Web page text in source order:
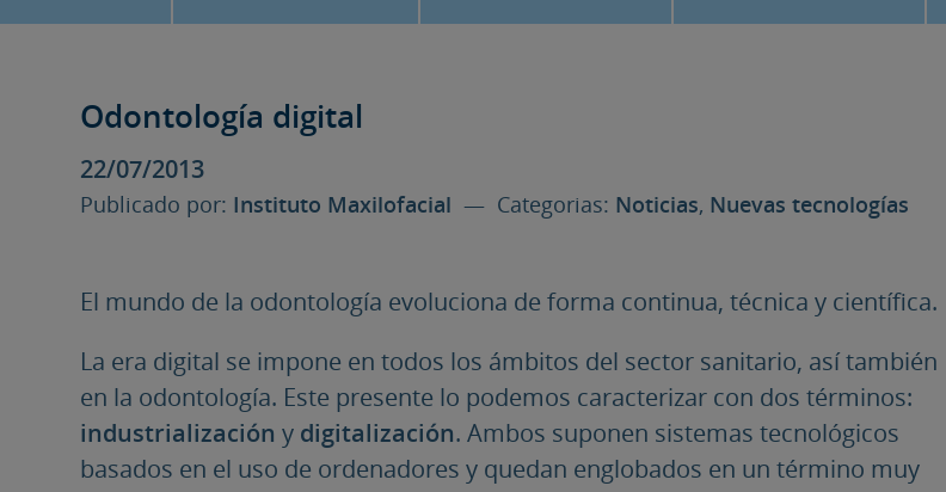
SURGERY FIRST
CIRUGÍA MÍNIMAMENTE
INVASIVA
FAQS
Odontología digital
22/07/2013
Publicado por: Instituto Maxilofacial — Categorias: Noticias, Nuevas tecnologías
El mundo de la odontología evoluciona de forma continua, técnica y científica.
La era digital se impone en todos los ámbitos del sector sanitario, así también
en la odontología. Este presente lo podemos caracterizar con dos términos:
industrialización y digitalización. Ambos suponen sistemas tecnológicos
basados en el uso de ordenadores y quedan englobados en un término muy